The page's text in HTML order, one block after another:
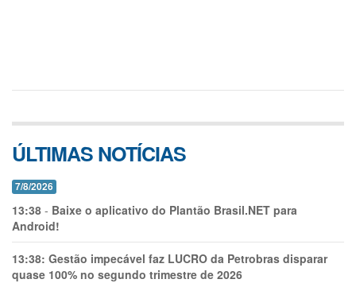
ÚLTIMAS NOTÍCIAS
7/8/2026
13:38 - Baixe o aplicativo do Plantão Brasil.NET para
Android!
13:38: Gestão impecável faz LUCRO da Petrobras disparar
quase 100% no segundo trimestre de 2026